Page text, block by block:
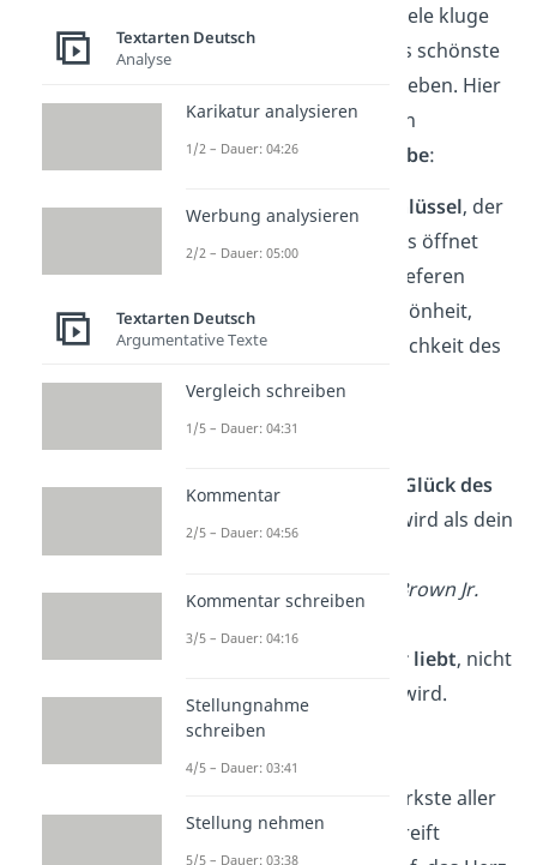
Natürlich haben auch viele kluge
Köpfe Sprüche über das schönste
Gefühl der Welt geschrieben. Hier
sind unsere zehn besten
Weisheiten über die
Liebe:
Die Liebe ist der
Schlüssel, der
die Tore des Herzens öffnet
und uns zu einem tieferen
Verständnis der Schönheit,
Freude und Verletzlichkeit des
Lebens führt.
Liebe ist, wenn das
Glück des
wichtiger wird als dein
— Horace Jackson Brown Jr.
der liebt, nicht
in dem, der geliebt wird.
— Platon
Die Liebe ist das stärkste aller
Gefühle, denn sie greift
Textarten Deutsch
Analyse
Karikatur analysieren
1/2 – Dauer: 04:26
Werbung analysieren
2/2 – Dauer: 05:00
Textarten Deutsch
Argumentative Texte
Vergleich schreiben
1/5 – Dauer: 04:31
Kommentar
2/5 – Dauer: 04:56
Kommentar schreiben
3/5 – Dauer: 04:16
Stellungnahme
schreiben
4/5 – Dauer: 03:41
Stellung nehmen
5/5 – Dauer: 03:38